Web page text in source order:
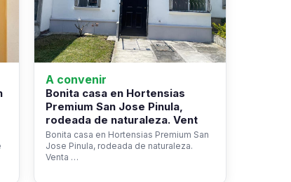
A convenir
Bonita casa en Hortensias
Premium San Jose Pinula,
rodeada de naturaleza. Vent
Bonita casa en Hortensias Premium San
Jose Pinula, rodeada de naturaleza.
Venta …